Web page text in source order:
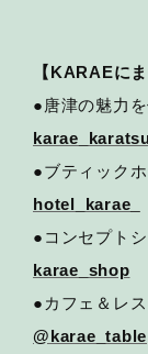
【KARAEに
●唐津の魅力
●ブティック
hotel_karae_
●コンセプト
karae_shop
●カフェ＆レ
@karae_table